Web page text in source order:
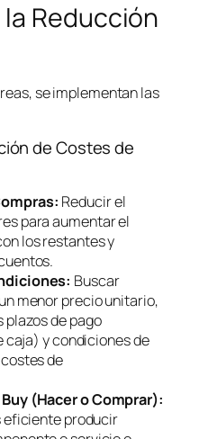
Reducción
se implementan las
de Costes de
Reducir el
para aumentar el
los restantes y
Buscar
menor precio unitario,
de pago
caja) y condiciones de
de
(Hacer o Comprar):
eficiente producir